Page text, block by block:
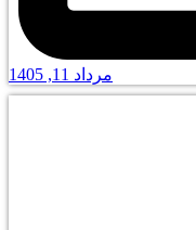
مرداد 11, 1405